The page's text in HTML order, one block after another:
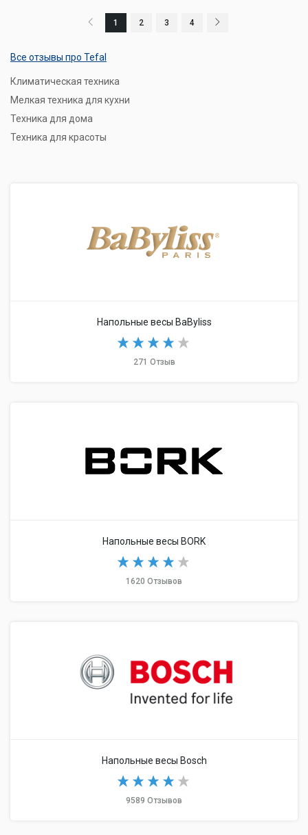
1 2 3 4
Все отзывы про Tefal
Климатическая техника
Мелкая техника для кухни
Техника для дома
Техника для красоты
Напольные весы BaByliss
271 Отзыв
Напольные весы BORK
1620 Отзывов
Напольные весы Bosch
9589 Отзывов